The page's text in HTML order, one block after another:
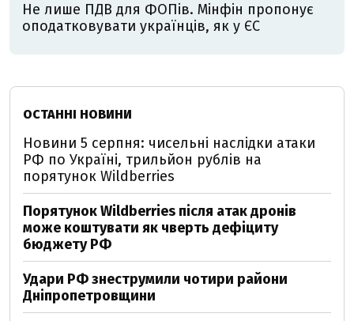
Не лише ПДВ для ФОПів. Мінфін пропонує
оподатковувати українців, як у ЄС
ОСТАННІ НОВИНИ
Новини 5 серпня: чисельні наслідки атаки
РФ по Україні, трильйон рублів на
порятунок Wildberries
Порятунок Wildberries після атак дронів
може коштувати як чверть дефіциту
бюджету РФ
Удари РФ знеструмили чотири райони
Дніпропетровщини